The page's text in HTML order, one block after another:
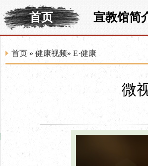
首页 宣教馆简
首页 » 健康视频» E·健康
微